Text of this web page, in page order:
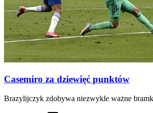
Casemiro za dziewięć punktów
Brazylijczyk zdobywa niezwykle ważne